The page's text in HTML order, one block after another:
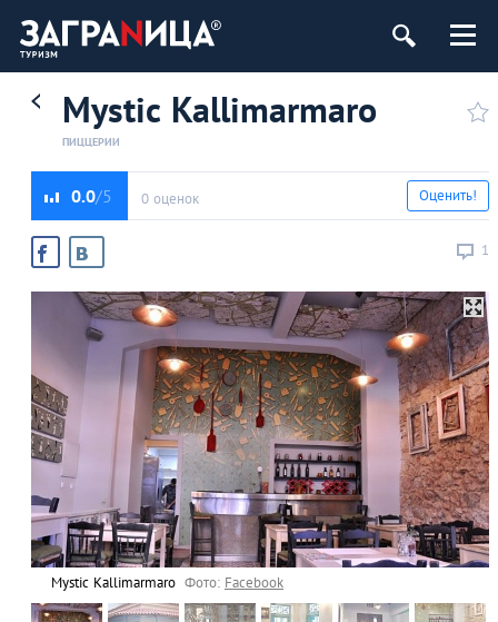
Mystic Kallimarmaro
ПИЦЦЕРИИ
0.0 0 оценок
1
Оценить!
Mystic Kallimarmaro Фото: Facebook